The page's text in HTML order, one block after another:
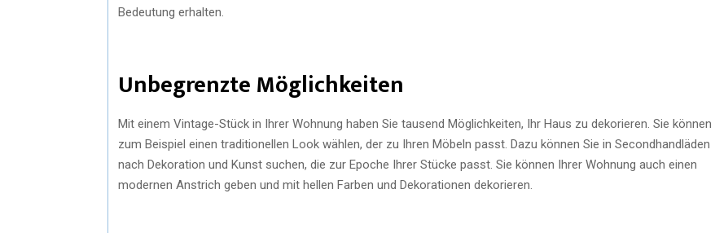
Bedeutung erhalten.
Unbegrenzte Möglichkeiten
Mit einem Vintage-Stück in Ihrer Wohnung haben Sie tausend Möglichkeiten, Ihr Haus zu dekorieren. Sie können
zum Beispiel einen traditionellen Look wählen, der zu Ihren Möbeln passt. Dazu können Sie in Secondhandläden
nach Dekoration und Kunst suchen, die zur Epoche Ihrer Stücke passt. Sie können Ihrer Wohnung auch einen
modernen Anstrich geben und mit hellen Farben und Dekorationen dekorieren.